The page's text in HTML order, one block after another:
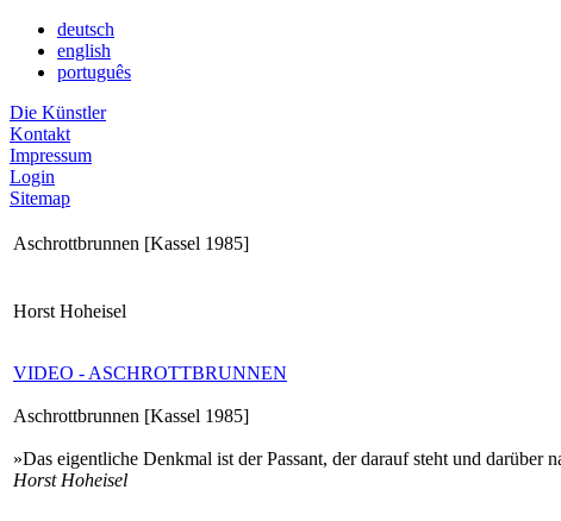
deutsch
english
português
Die Künstler
Kontakt
Impressum
Login
Sitemap
Aschrottbrunnen [Kassel 1985]
Horst Hoheisel
VIDEO - ASCHROTTBRUNNEN
Aschrottbrunnen [Kassel 1985]
»Das eigentliche Denkmal ist der Passant, der darauf steht und darüber
Horst Hoheisel